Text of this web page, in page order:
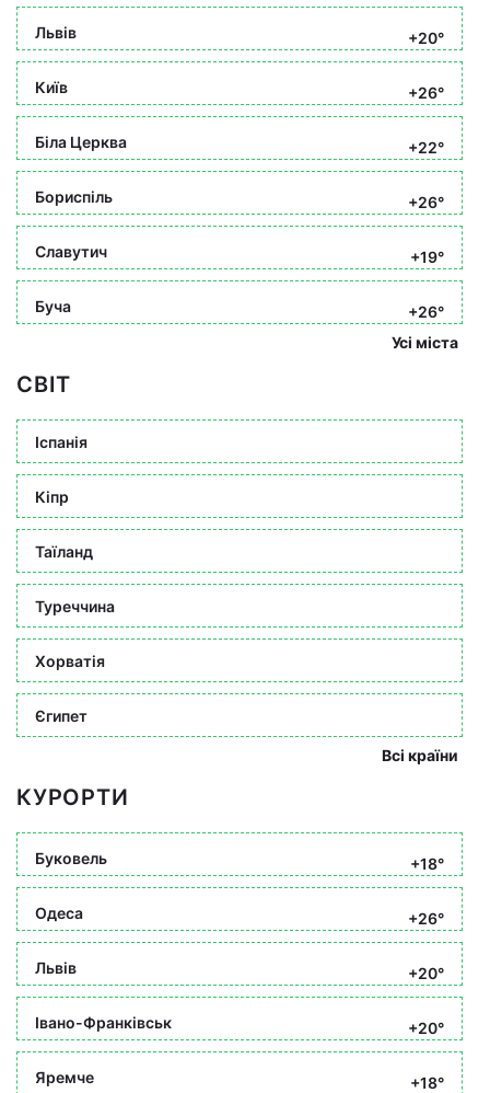
Львів +20°
Київ +26°
Біла Церква +22°
Бориспіль +26°
Славутич +19°
Буча
+26°
Усі міста
СВІТ
Іспанія
Кіпр
Таїланд
Туреччина
Хорватія
Єгипет
Всі країни
КУРОРТИ
Буковель +18°
Одеса +26°
Львів +20°
Івано-Франківськ +20°
Яремче +18°